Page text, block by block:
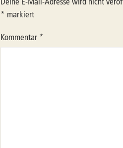
Deine E-Mail-Adresse wird nicht
* markiert
Kommentar *